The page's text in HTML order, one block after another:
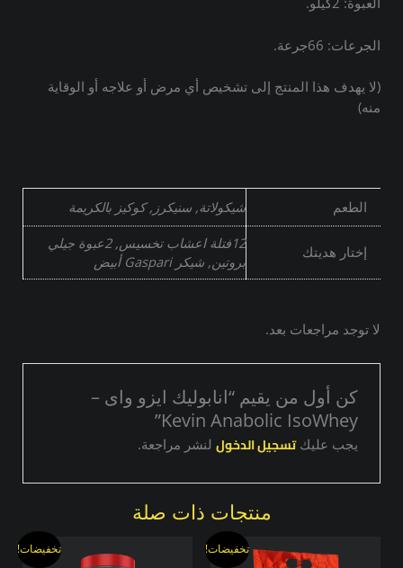
الجرعات: 66جرعة.
(لا يهدف هذا المنتج إلى تشخيص أي مرض أو علاجه أو الوقاية
منه)
الطعم شيكولاتة, سنيكرز, كوكيز بالكريمة
إختار هديتك
12فتلة اعشاب تخسيس, 2عبوة جيلي
بروتين, شيكر Gaspari أبيض
لا توجد مراجعات بعد.
كن أول من يقيم “انابوليك ايزو واى –
Kevin Anabolic IsoWhey”
يجب عليكتسجيل الدخول لنشر مراجعة.
منتجات ذات صلة
تخفيضات!
الأصلي
السعر
الحالي
هناك
تخفيضات!
الأصلي
السعر
الحالي
هناك